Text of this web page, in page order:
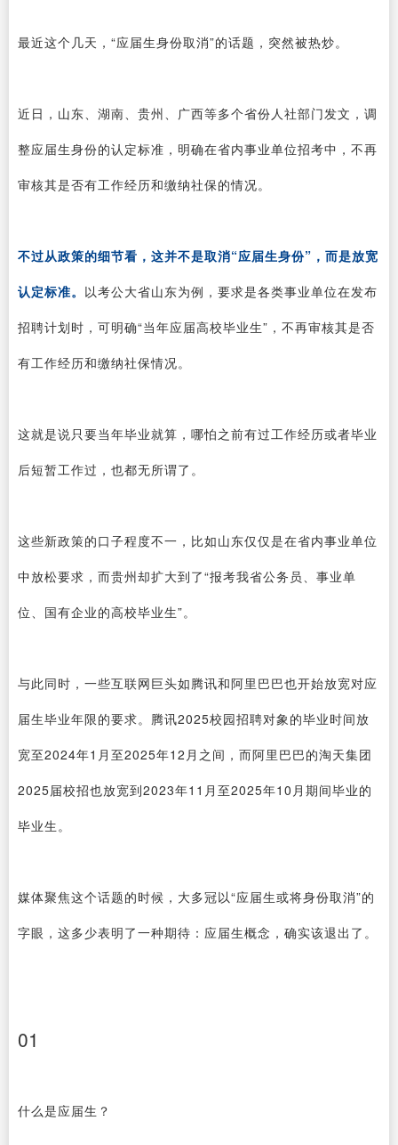
最近这个几天，“应届生身份取消”的话题，突然被热炒。
近日，山东、湖南、贵州、广西等多个省份人社部门发文，调
整应届生身份的认定标准，明确在省内事业单位招考中，不再
审核其是否有工作经历和缴纳社保的情况。
不过从政策的细节看，这并不是取消“应届生身份”，而是放宽
认定标准。 以考公大省山东为例，要求是各类事业单位在发布
招聘计划时，可明确“当年应届高校毕业生”，不再审核其是否
有工作经历和缴纳社保情况。
这就是说只要当年毕业就算，哪怕之前有过工作经历或者毕业
后短暂工作过，也都无所谓了。
这些新政策的口子程度不一，比如山东仅仅是在省内事业单位
中放松要求，而贵州却扩大到了“报考我省公务员、事业单
位、国有企业的高校毕业生”。
与此同时，一些互联网巨头如腾讯和阿里巴巴也开始放宽对应
届生毕业年限的要求。腾讯2025校园招聘对象的毕业时间放
宽至2024年1月至2025年12月之间，而阿里巴巴的淘天集团
2025届校招也放宽到2023年11月至2025年10月期间毕业的
毕业生。
媒体聚焦这个话题的时候，大多冠以“应届生或将身份取消”的
字眼，这多少表明了一种期待：应届生概念，确实该退出了。
01
什么是应届生？